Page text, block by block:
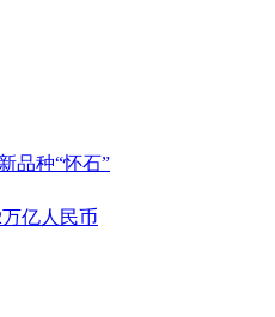
品种“怀石”
亿人民币